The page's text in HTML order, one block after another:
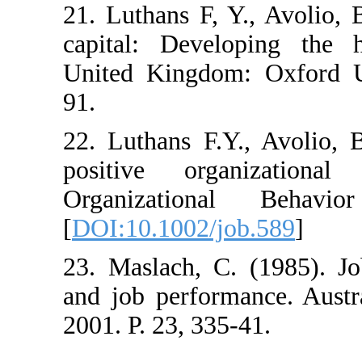
21. Luthans F,
capital:
United
22. Luthans
positive
[DOI:10.1002/
23. Maslach,
and job
2001. P. 23,